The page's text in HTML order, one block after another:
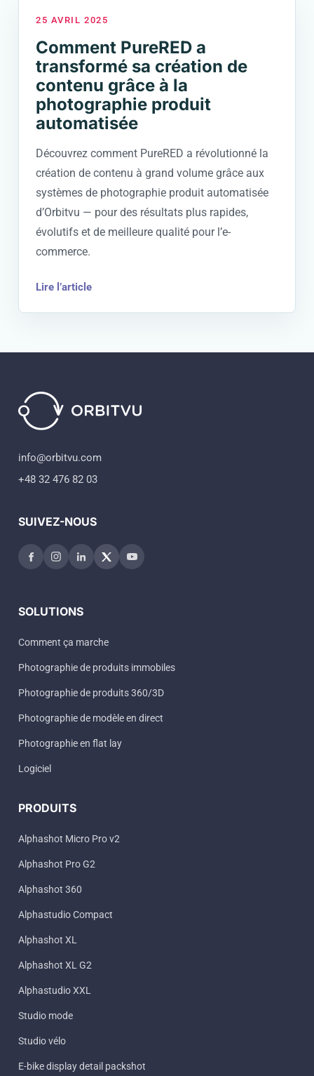
25 AVRIL 2025
Comment PureRED a
transformé sa création de
contenu grâce à la
photographie produit
automatisée
Découvrez comment PureRED a révolutionné la
création de contenu à grand volume grâce aux
systèmes de photographie produit automatisée
d’Orbitvu — pour des résultats plus rapides,
évolutifs et de meilleure qualité pour l’e-
commerce.
Lire l’article
info@orbitvu.com
+48 32 476 82 03
SUIVEZ-NOUS
SOLUTIONS
Comment ça marche
Photographie de produits immobiles
Photographie de produits 360/3D
Photographie de modèle en direct
Photographie en flat lay
Logiciel
PRODUITS
Alphashot Micro Pro v2
Alphashot Pro G2
Alphashot 360
Alphastudio Compact
Alphashot XL
Alphashot XL G2
Alphastudio XXL
Studio mode
Studio vélo
E-bike display detail packshot